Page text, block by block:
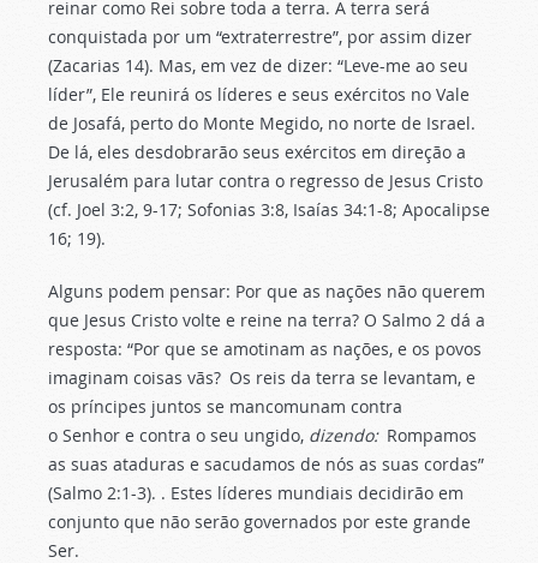
reinar como Rei sobre toda a terra. A terra será
conquistada por um “extraterrestre”, por assim dizer
(Zacarias 14). Mas, em vez de dizer: “Leve-me ao seu
líder”, Ele reunirá os líderes e seus exércitos no Vale
de Josafá, perto do Monte Megido, no norte de Israel.
De lá, eles desdobrarão seus exércitos em direção a
Jerusalém para lutar contra o regresso de Jesus Cristo
(cf. Joel 3:2, 9-17; Sofonias 3:8, Isaías 34:1-8; Apocalipse
16; 19).
Alguns podem pensar: Por que as nações não querem
que Jesus Cristo volte e reine na terra? O Salmo 2 dá a
resposta: “Por que se amotinam as nações, e os povos
imaginam coisas vãs? Os reis da terra se levantam, e
os príncipes juntos se mancomunam contra
o Senhor e contra o seu ungido, dizendo: Rompamos
as suas ataduras e sacudamos de nós as suas cordas”
(Salmo 2:1-3). . Estes líderes mundiais decidirão em
conjunto que não serão governados por este grande
Ser.